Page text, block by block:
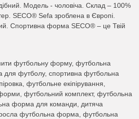
Модель - чоловіча. Склад – 100%
SECO® Sefa зроблена в Європі.
Спортивна форма SECO® – це Твій
футбольну форму, футбольна
футболу, спортивна футбольна
футбольне екіпірування,
футбольний комплект, футбольна
форма для команди, дитяча
футбольна форма, футбольна